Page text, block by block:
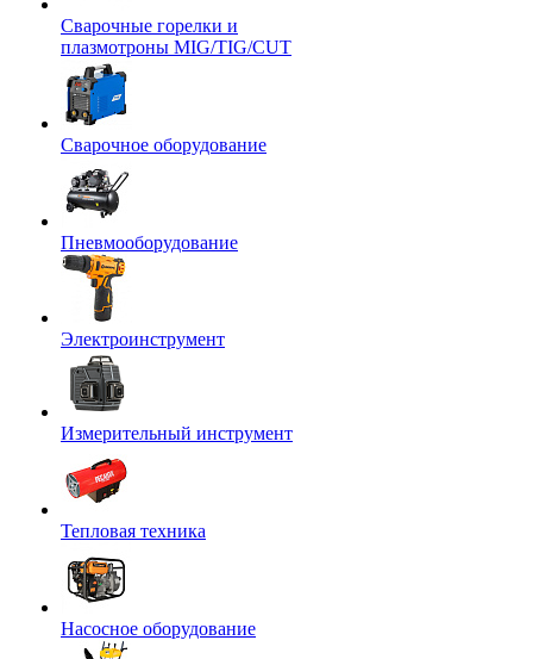
Сварочные горелки и
плазмотроны MIG/TIG/CUT
Сварочное оборудование
Пневмооборудование
Электроинструмент
Измерительный инструмент
Тепловая техника
Насосное оборудование